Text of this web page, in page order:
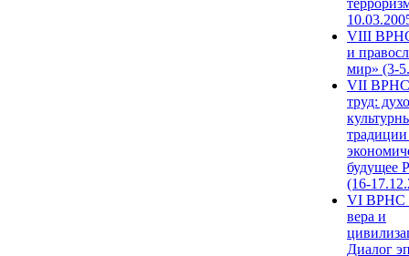
VIII
и
мир» (3-
VII ВРНС
труд:
будущее
(16-
VI ВРНС
вера и
Диалог